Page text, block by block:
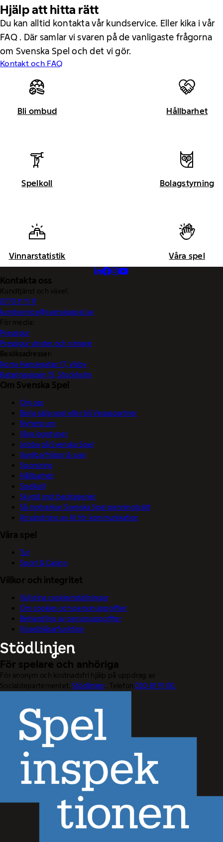
Hjälp att hitta rätt
Du kan alltid kontakta vår kundservice. Eller kika i vår
FAQ . Där samlar vi svaren på de vanligaste frågorna
om Svenska Spel och det vi gör.
Kontakt och FAQ
Bli ombud Hållbarhet
Spelkoll Bolagstyrning
Vinnarstatistik Våra spel
Kontakta oss
Kundtjänst och växel:
0770-11 11 11
kundservice@svenskaspel.se
För media:
Pressjour
Pressjour vinster och vinnare
Besöksadresser:
Norra Hansegatan 17, Visby
Katarinavägen 15, Stockholm
Om Svenska Spel
Om oss
Börja sälja spel eller bli Vegaspartner
Nyhetsrum
Våra logotyper
Jobba på Svenska Spel
Vanliga frågor & svar
Sponsring
Hållbarhet
Spelkoll
Skydd mot bedrägerier
Så motverkar Svenska Spel penningtvätt
Användning av AI för kommunikation
Våra spel
Tur
Sport & Casino
Villkor och integritet
Välj dina cookieinställningar
Om cookies och personuppgifter
Behandling av personuppgifter
Visselblåsarfunktion
För spelare och anhöriga
För anonym och kostnadsfri hjälp på uppdrag av
Socialdepartementet. Stödlinjen. Telefon020-81 91 00.